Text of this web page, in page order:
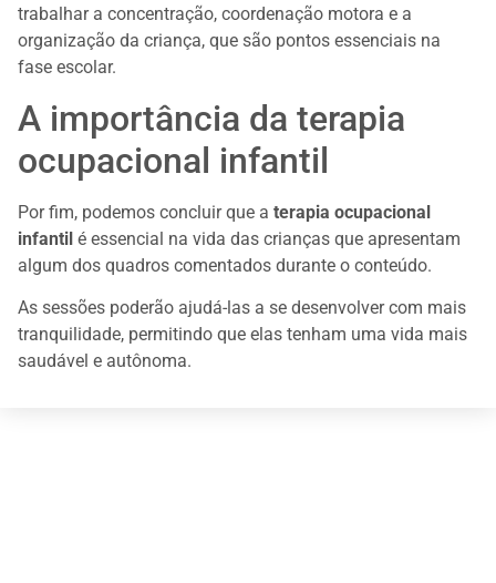
trabalhar a concentração, coordenação motora e a
organização da criança, que são pontos essenciais na
fase escolar.
A importância da terapia
ocupacional infantil
Por fim, podemos concluir que a terapia ocupacional
infantil é essencial na vida das crianças que apresentam
algum dos quadros comentados durante o conteúdo.
As sessões poderão ajudá-las a se desenvolver com mais
tranquilidade, permitindo que elas tenham uma vida mais
saudável e autônoma.